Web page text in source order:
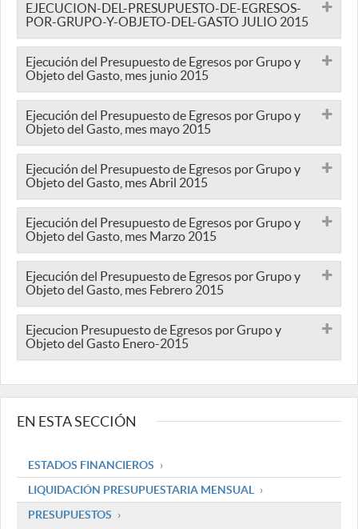
EJECUCION-DEL-PRESUPUESTO-DE-EGRESOS-
POR-GRUPO-Y-OBJETO-DEL-GASTO JULIO 2015
Ejecución del Presupuesto de Egresos por Grupo y
Objeto del Gasto, mes junio 2015
Ejecución del Presupuesto de Egresos por Grupo y
Objeto del Gasto, mes mayo 2015
Ejecución del Presupuesto de Egresos por Grupo y
Objeto del Gasto, mes Abril 2015
Ejecución del Presupuesto de Egresos por Grupo y
Objeto del Gasto, mes Marzo 2015
Ejecución del Presupuesto de Egresos por Grupo y
Objeto del Gasto, mes Febrero 2015
Ejecucion Presupuesto de Egresos por Grupo y
Objeto del Gasto Enero-2015
EN ESTA SECCIÓN
ESTADOS FINANCIEROS
LIQUIDACIÓN PRESUPUESTARIA MENSUAL
PRESUPUESTOS